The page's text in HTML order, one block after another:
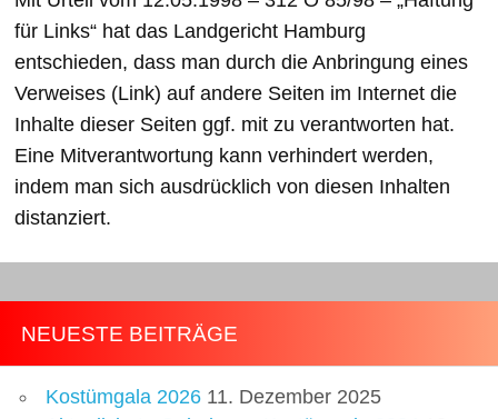
für Links“ hat das Landgericht Hamburg
entschieden, dass man durch die Anbringung eines
Verweises (Link) auf andere Seiten im Internet die
Inhalte dieser Seiten ggf. mit zu verantworten hat.
Eine Mitverantwortung kann verhindert werden,
indem man sich ausdrücklich von diesen Inhalten
distanziert.
NEUESTE BEITRÄGE
Kostümgala 2026 11. Dezember 2025